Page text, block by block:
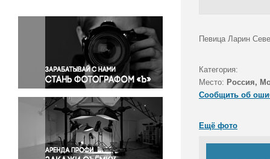
Окружающая среда
Политика
Правосудие
Происшествия и конфликты
Религия
Светская жизнь
Спорт
Экология
Экономика и бизнес
Певица Ларин
Категория:
Место: Россия,
Сообщить об
Ещё фото